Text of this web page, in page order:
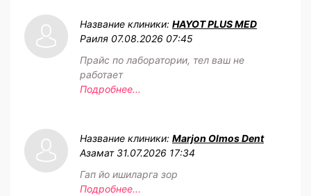
Название клиники: HAYOT PLUS MED
Раиля 07.08.2026 07:45
Прайс по лаборатории, тел ваш не
работает
Подробнее...
Название клиники: Marjon Olmos Dent
Азамат 31.07.2026 17:34
Гап йо ишиларга зор
Подробнее...